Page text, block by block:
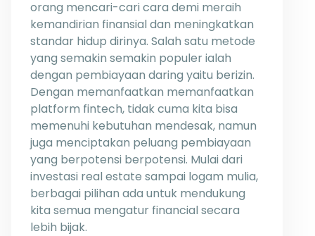
orang mencari-cari cara demi meraih
kemandirian finansial dan meningkatkan
standar hidup dirinya. Salah satu metode
yang semakin semakin populer ialah
dengan pembiayaan daring yaitu berizin.
Dengan memanfaatkan memanfaatkan
platform fintech, tidak cuma kita bisa
memenuhi kebutuhan mendesak, namun
juga menciptakan peluang pembiayaan
yang berpotensi berpotensi. Mulai dari
investasi real estate sampai logam mulia,
berbagai pilihan ada untuk mendukung
kita semua mengatur financial secara
lebih bijak.